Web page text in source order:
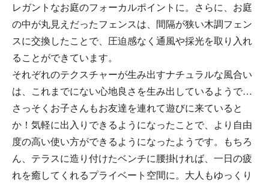
レガントなお庭のフォーカルポイントに。さらに、お庭
の中が丸見えだったフェンスは、間隔が狭い木調フェン
スに交換したことで、圧迫感なく通風や採光を取り入れ
ることができています。
それぞれのテクスチャーが生み出すナチュラルな風合い
は、これまでにない心地良さを生み出しているようで…
さっそくお子さんもお友達を連れて遊びに来ていると
か！気軽に出入りできるようになったことで、より自由
度の高い使い方ができるようになったようです。もちろ
ん、テラスに造り付けたベンチに腰掛ければ、一日の疲
れを癒してくれるプライベート空間に。大人もゆっくり